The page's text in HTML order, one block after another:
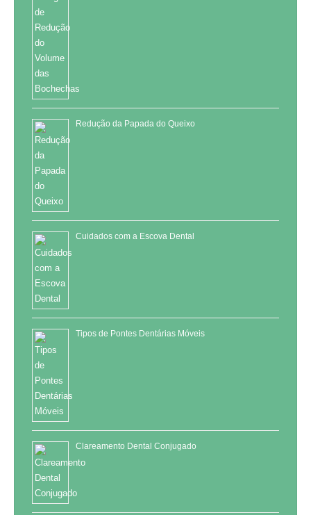
Redução da Papada do Queixo
Cuidados com a Escova Dental
Tipos de Pontes Dentárias Móveis
Clareamento Dental Conjugado